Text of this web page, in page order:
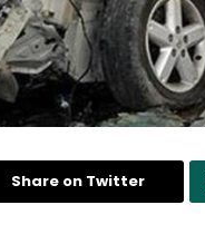
Share on Twitter